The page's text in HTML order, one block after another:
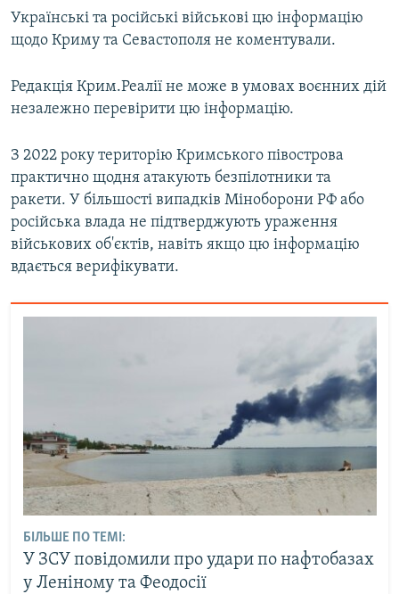
Українські та російські військові цю інформацію
щодо Криму та Севастополя не коментували.
Редакція Крим.Реалії не може в умовах воєнних дій
незалежно перевірити цю інформацію.
З 2022 року територію Кримського півострова
практично щодня атакують безпілотники та
ракети. У більшості випадків Міноборони РФ або
російська влада не підтверджують ураження
військових об'єктів, навіть якщо цю інформацію
вдається верифікувати.
БІЛЬШЕ ПО ТЕМІ:
У ЗСУ повідомили про удари по нафтобазах
у Леніному та Феодосії